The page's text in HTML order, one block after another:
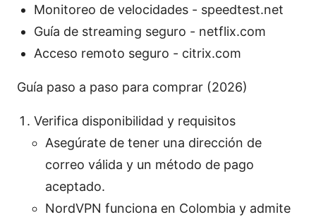
Monitoreo de velocidades - speedtest.net
Guía de streaming seguro - netflix.com
Acceso remoto seguro - citrix.com
Guía paso a paso para comprar (2026)
Verifica disponibilidad y requisitos
Asegúrate de tener una dirección de
correo válida y un método de pago
aceptado.
NordVPN funciona en Colombia y admite